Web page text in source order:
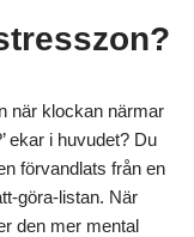
när klockan närmar
ekar i huvudet? Du
förvandlats från en
göra-listan. När
den mer mental